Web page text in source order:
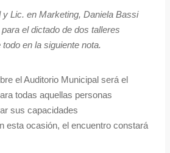
Lic. en Marketing, Daniela Bassi
el dictado de dos talleres
en la siguiente nota.
el Auditorio Municipal será el
todas aquellas personas
sus capacidades
esta ocasión, el encuentro constará